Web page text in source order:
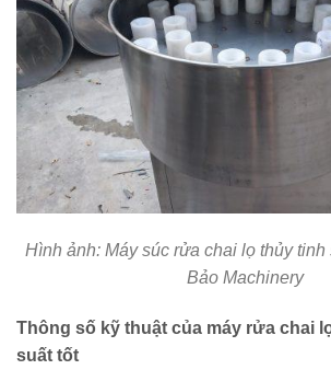
Hình ảnh: Máy súc rửa chai lọ thủy tinh
Bảo Machinery
Thông số kỹ thuật của máy rửa chai
suất tốt